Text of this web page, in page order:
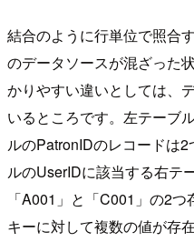
結合のように行単位で照合
のデータソースが混ざった
かりやすい違いとしては、
いるところです。左テーブ
ルのPatronIDのレコードは
ルのUserIDに該当する右テ
「A001」と「C001」の2
キーに対して複数の値が存